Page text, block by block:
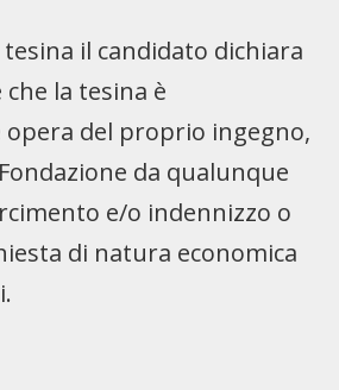
tesina il candidato dichiara
la tesina è
opera del proprio ingegno,
da qualunque
e/o indennizzo o
di natura economica